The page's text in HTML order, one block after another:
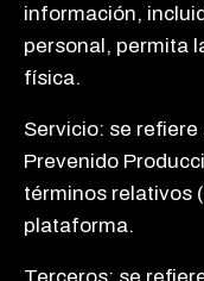
información,
personal, permita
física.
Servicio: se
Prevenido
términos relativos
plataforma.
Terceros: se